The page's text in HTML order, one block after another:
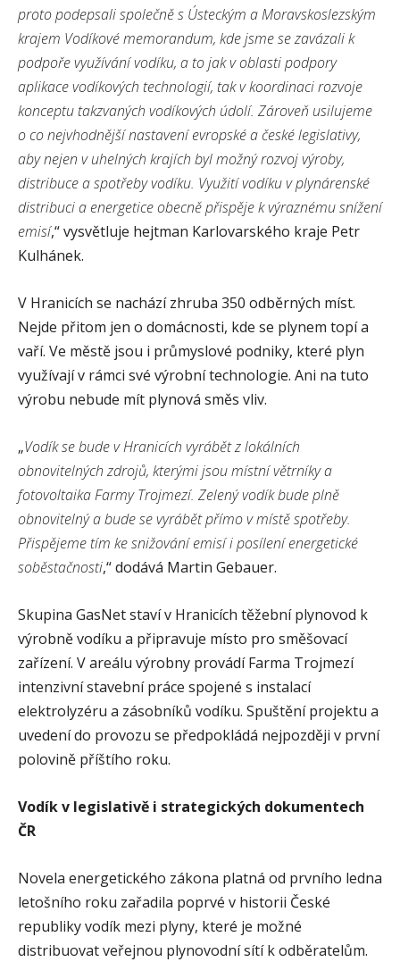
proto podepsali společně s Ústeckým a Moravskoslezským
krajem Vodíkové memorandum, kde jsme se zavázali k
podpoře využívání vodíku, a to jak v oblasti podpory
aplikace vodíkových technologií, tak v koordinaci rozvoje
konceptu takzvaných vodíkových údolí. Zároveň usilujeme
o co nejvhodnější nastavení evropské a české legislativy,
aby nejen v uhelných krajích byl možný rozvoj výroby,
distribuce a spotřeby vodíku. Využití vodíku v plynárenské
distribuci a energetice obecně přispěje k výraznému snížení
emisí,“ vysvětluje hejtman Karlovarského kraje Petr
Kulhánek.
V Hranicích se nachází zhruba 350 odběrných míst.
Nejde přitom jen o domácnosti, kde se plynem topí a
vaří. Ve městě jsou i průmyslové podniky, které plyn
využívají v rámci své výrobní technologie. Ani na tuto
výrobu nebude mít plynová směs vliv.
„Vodík se bude v Hranicích vyrábět z lokálních
obnovitelných zdrojů, kterými jsou místní větrníky a
fotovoltaika Farmy Trojmezí. Zelený vodík bude plně
obnovitelný a bude se vyrábět přímo v místě spotřeby.
Přispějeme tím ke snižování emisí i posílení energetické
soběstačnosti,“ dodává Martin Gebauer.
Skupina GasNet staví v Hranicích těžební plynovod k
výrobně vodíku a připravuje místo pro směšovací
zařízení. V areálu výrobny provádí Farma Trojmezí
intenzivní stavební práce spojené s instalací
elektrolyzéru a zásobníků vodíku. Spuštění projektu a
uvedení do provozu se předpokládá nejpozději v první
polovině příštího roku.
Vodík v legislativě i strategických dokumentech
ČR
Novela energetického zákona platná od prvního ledna
letošního roku zařadila poprvé v historii České
republiky vodík mezi plyny, které je možné
distribuovat veřejnou plynovodní sítí k odběratelům.